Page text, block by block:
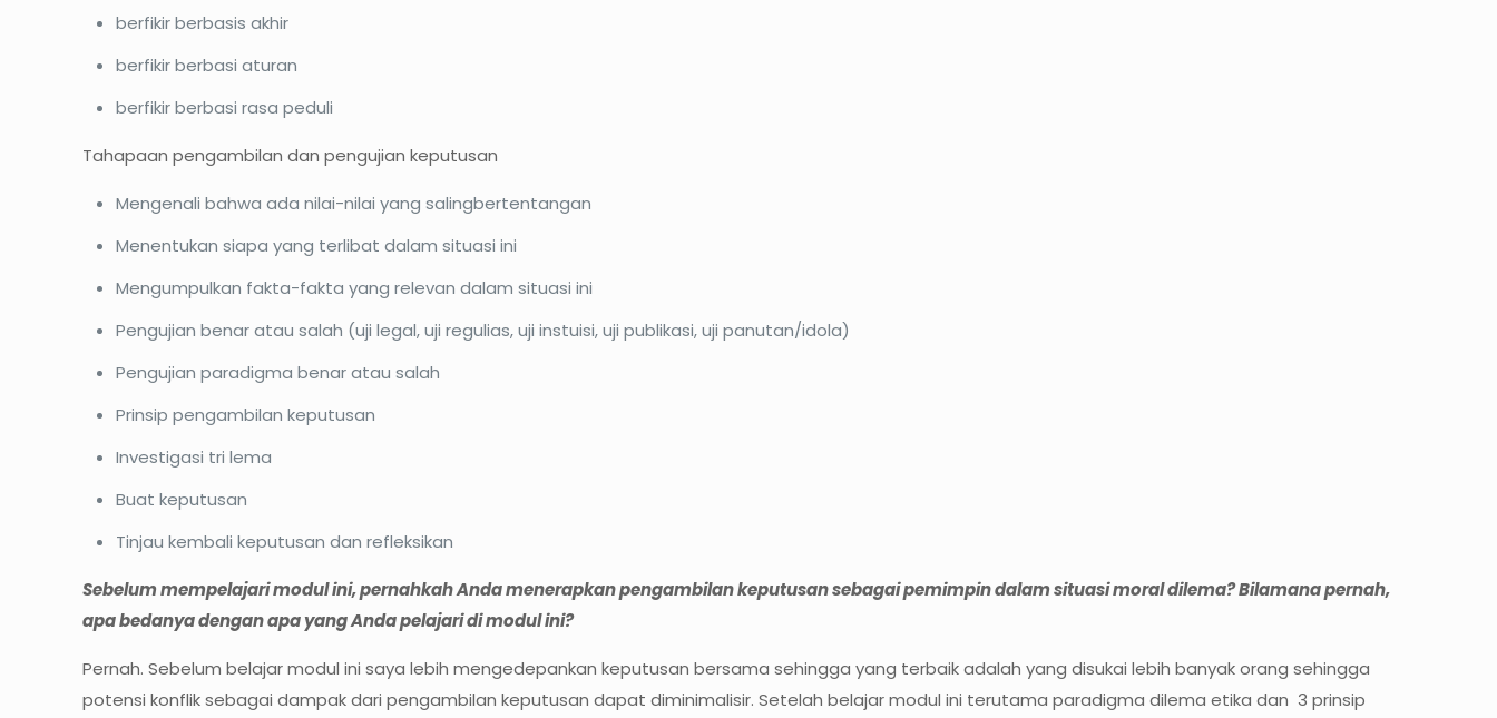
berfikir berbasis akhir
berfikir berbasi aturan
berfikir berbasi rasa peduli
Tahapaan pengambilan dan pengujian keputusan
Mengenali bahwa ada nilai-nilai yang salingbertentangan
Menentukan siapa yang terlibat dalam situasi ini
Mengumpulkan fakta-fakta yang relevan dalam situasi ini
Pengujian benar atau salah (uji legal, uji regulias, uji instuisi, uji publikasi, uji panutan/idola)
Pengujian paradigma benar atau salah
Prinsip pengambilan keputusan
Investigasi tri lema
Buat keputusan
Tinjau kembali keputusan dan refleksikan
Sebelum mempelajari modul ini, pernahkah Anda menerapkan pengambilan keputusan sebagai pemimpin dalam situasi moral dilema? Bilamana pernah,
apa bedanya dengan apa yang Anda pelajari di modul ini?
Pernah. Sebelum belajar modul ini saya lebih mengedepankan keputusan bersama sehingga yang terbaik adalah yang disukai lebih banyak orang sehingga
potensi konflik sebagai dampak dari pengambilan keputusan dapat diminimalisir. Setelah belajar modul ini terutama paradigma dilema etika dan 3 prinsip